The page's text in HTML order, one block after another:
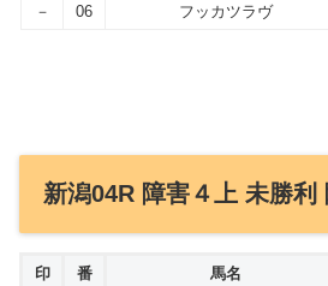
－
06 フッカツラヴ
新潟04R 障害４上 未勝利
印 番 馬名